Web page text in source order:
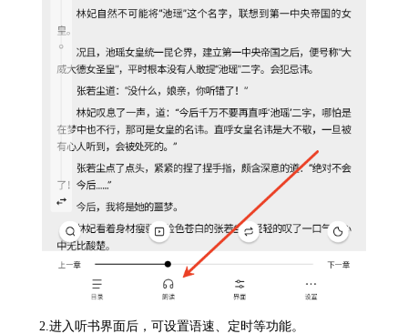
2.进入听书界面后，可设置语速、定时等功能。